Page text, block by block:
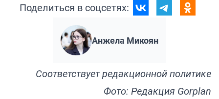
Поделиться в соцсетях:
Анжела Микоян
Соответствуетредакционной политике
Фото: Редакция Gorplan